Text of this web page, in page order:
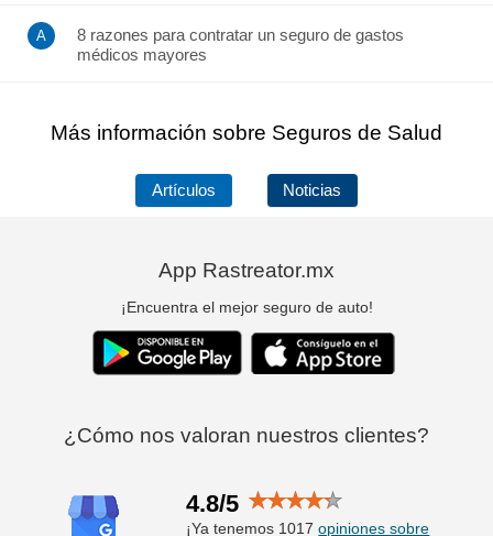
8 razones para contratar un seguro de gastos
médicos mayores
Más información sobre Seguros de Salud
Artículos Noticias
App Rastreator.mx
¡Encuentra el mejor seguro de auto!
¿Cómo nos valoran nuestros clientes?
4.8/5
¡Ya tenemos 1017opiniones sobre